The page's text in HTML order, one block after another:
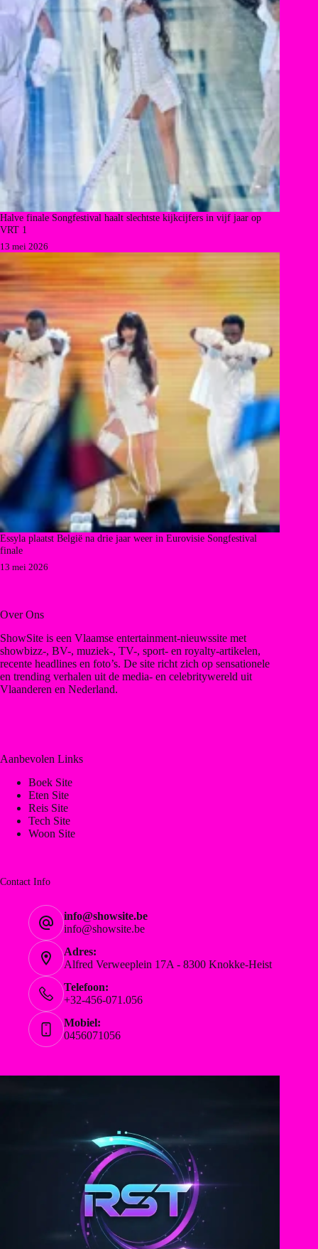
Halve finale Songfestival haalt slechtste kijkcijfers in vijf jaar op
VRT 1
13 mei 2026
Essyla plaatst België na drie jaar weer in Eurovisie Songfestival
finale
13 mei 2026
Over Ons
ShowSite is een Vlaamse entertainment-nieuwssite met
showbizz-, BV-, muziek-, TV-, sport- en royalty-artikelen,
recente headlines en foto’s. De site richt zich op sensationele
en trending verhalen uit de media- en celebritywereld uit
Vlaanderen en Nederland.
Aanbevolen Links
Boek Site
Eten Site
Reis Site
Tech Site
Woon Site
Contact Info
info@showsite.be
info@showsite.be
Adres:
Alfred Verweeplein 17A - 8300 Knokke-Heist
Telefoon:
+32-456-071.056
Mobiel:
0456071056